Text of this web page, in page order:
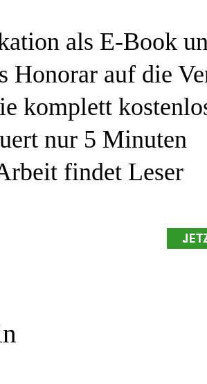
als E-Book
Honorar auf die
komplett
nur 5 Minuten
findet Leser